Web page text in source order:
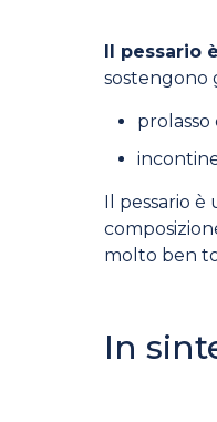
Il
sostengono
Il pessario
molto ben
In